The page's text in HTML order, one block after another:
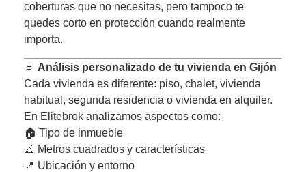
coberturas que no necesitas, pero tampoco te
quedes corto en protección cuando realmente
importa.
🔹 Análisis personalizado de tu vivienda en Gijón
Cada vivienda es diferente: piso, chalet, vivienda
habitual, segunda residencia o vivienda en alquiler.
En Elitebrok analizamos aspectos como:
🏠 Tipo de inmueble
📐 Metros cuadrados y características
📍 Ubicación y entorno